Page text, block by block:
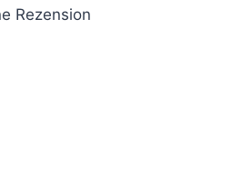
Rezension